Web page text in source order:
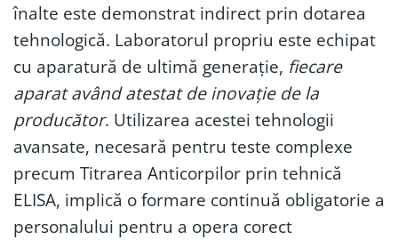
înalte este demonstrat indirect prin dotarea
tehnologică. Laboratorul propriu este echipat
cu aparatură de ultimă generație, fiecare
aparat având atestat de inovație de la
producător. Utilizarea acestei tehnologii
avansate, necesară pentru teste complexe
precum Titrarea Anticorpilor prin tehnică
ELISA, implică o formare continuă obligatorie a
personalului pentru a opera corect